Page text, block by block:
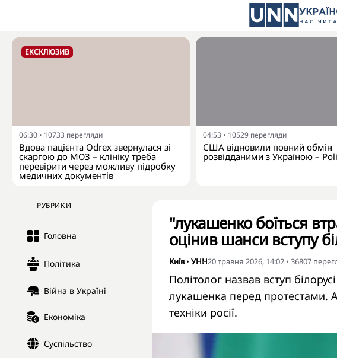
ЕКСКЛЮЗИВ
06:30 • 10733 перегляди
Вдова пацієнта Odrex звернулася зі
скаргою до МОЗ – клініку треба
перевірити через можливу підробку
медичних документів
04:53 • 10529 перегляди
США відновили повний обмін
розвідданими з Україною –
РУБРИКИ
Головна
Політика
Війна в Україні
Економіка
Суспільство
"лукашенко боїться
оцінив шанси вступу
Київ• УНН20 травня 2026, 14:02 • 36807
Політолог назвав вступ
лукашенка перед протестами.
техніки росії.